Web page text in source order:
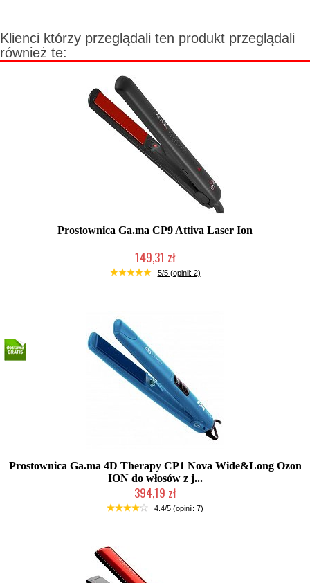
Klienci którzy przeglądali ten produkt przeglądali
również te:
Prostownica Ga.ma CP9 Attiva Laser Ion
149,31 zł
Produkt wycofany
5/5 (opinii: 2)
Prostownica Ga.ma 4D Therapy CP1 Nova Wide&Long Ozon
ION do włosów z j...
394,19 zł
Mała ilość (wysyłka w 24h)
4.4/5 (opinii: 7)